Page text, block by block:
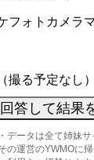
フォトカメラ
撮る予定なし）
データは全て姉妹サ
の運営のYWMOに